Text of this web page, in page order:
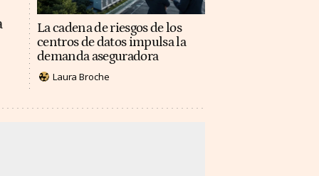
La cadena de riesgos de los
centros de datos impulsa la
demanda aseguradora
Laura Broche